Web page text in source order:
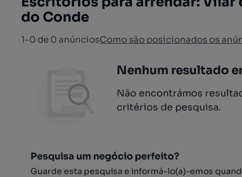
do Conde
1-0 de 0 anúnciosComo são posicionados os
Nenhum resultado
Não encontrámos
critérios de pesquisa.
Pesquisa um negócio perfeito?
Guarde esta pesquisa e informá-lo(a)-emos